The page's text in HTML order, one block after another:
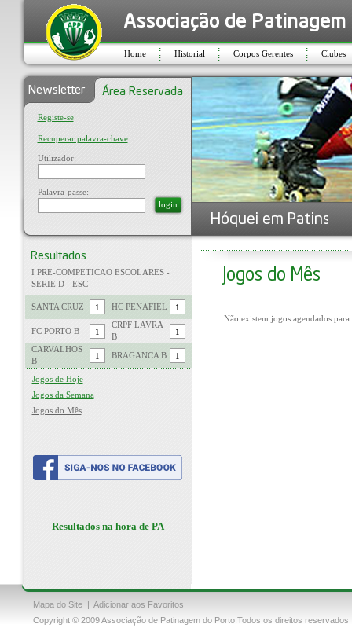
Home Historial Corpos Gerentes Clubes
Registe-se
Recuperar palavra-chave
Utilizador:
Palavra-passe:
login
I PRE-COMPETICAO ESCOLARES -
SERIE D - ESC
SANTA CRUZ HC PENAFIEL
FC PORTO B
CRPF LAVRA
B
CARVALHOS
B
BRAGANCA B
Jogos de Hoje
Jogos da Semana
Jogos do Mês
Resultados na hora de PA
Não existem jogos agendados para
Mapa do Site | Adicionar aos Favoritos
Copyright © 2009 Associação de Patinagem do Porto.Todos os direitos reservados